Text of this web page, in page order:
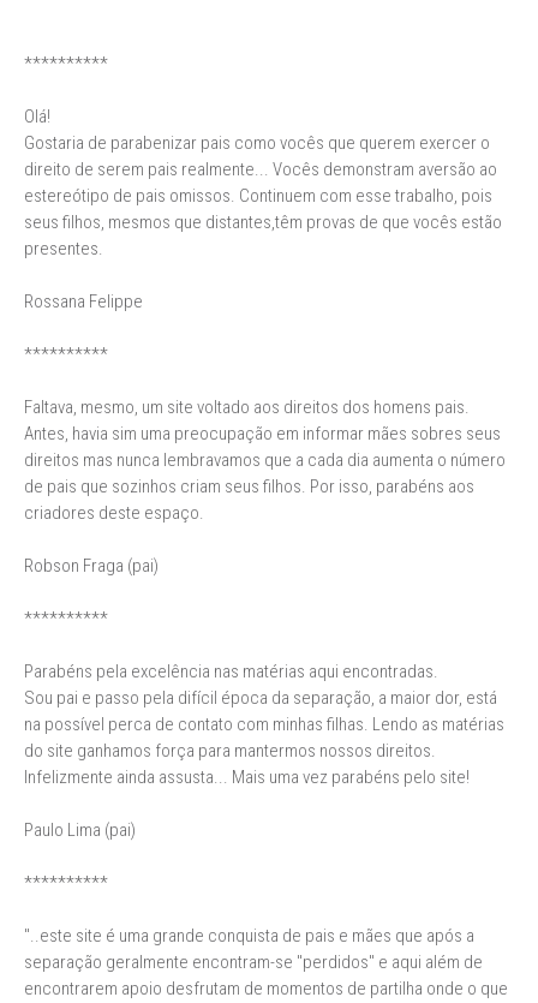
**********
Olá!
Gostaria de parabenizar pais como vocês que querem exercer o
direito de serem pais realmente... Vocês demonstram aversão ao
estereótipo de pais omissos. Continuem com esse trabalho, pois
seus filhos, mesmos que distantes,têm provas de que vocês estão
presentes.
Rossana Felippe
**********
Faltava, mesmo, um site voltado aos direitos dos homens pais.
Antes, havia sim uma preocupação em informar mães sobres seus
direitos mas nunca lembravamos que a cada dia aumenta o número
de pais que sozinhos criam seus filhos. Por isso, parabéns aos
criadores deste espaço.
Robson Fraga (pai)
**********
Parabéns pela excelência nas matérias aqui encontradas.
Sou pai e passo pela difícil época da separação, a maior dor, está
na possível perca de contato com minhas filhas. Lendo as matérias
do site ganhamos força para mantermos nossos direitos.
Infelizmente ainda assusta... Mais uma vez parabéns pelo site!
Paulo Lima (pai)
**********
"..este site é uma grande conquista de pais e mães que após a
separação geralmente encontram-se "perdidos" e aqui além de
encontrarem apoio desfrutam de momentos de partilha onde o que